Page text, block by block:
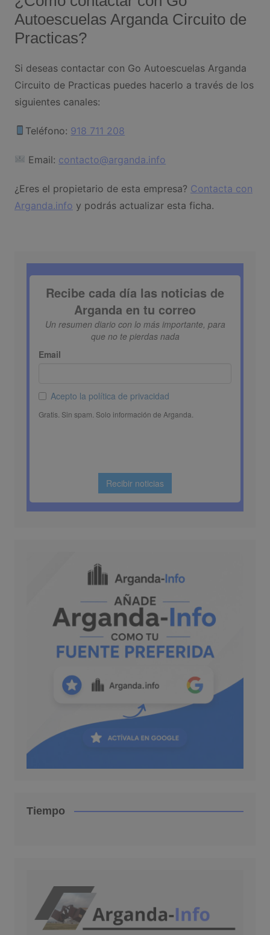
Autoescuelas Arganda Circuito de
Practicas?
Si deseas contactar con Go Autoescuelas Arganda
Circuito de Practicas puedes hacerlo a través de los
siguientes canales:
Teléfono: 918 711 208
Email: contacto@arganda.info
¿Eres el propietario de esta empresa? Contacta con
Arganda.info y podrás actualizar esta ficha.
Tiempo